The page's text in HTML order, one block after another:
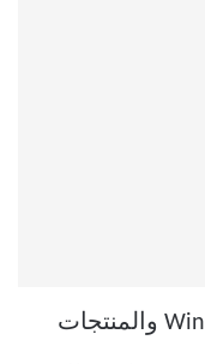
التطوير المستمر لنظام Windows 10 والمنتجات